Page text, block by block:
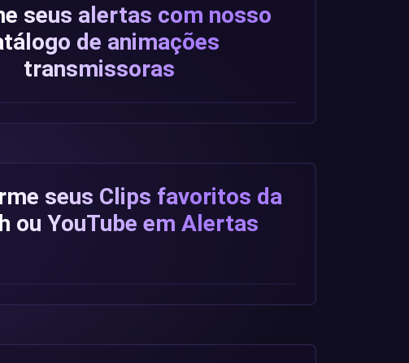
seus alertas com nosso
de animações
transmissoras
seus Clips favoritos da
ou YouTube em Alertas